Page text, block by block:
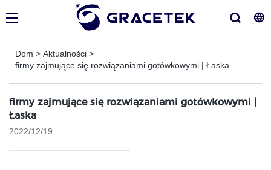
Dom > Aktualności >
firmy zajmujące się rozwiązaniami gotówkowymi | Łaska
firmy zajmujące się rozwiązaniami gotówkowymi |
Łaska
2022/12/19